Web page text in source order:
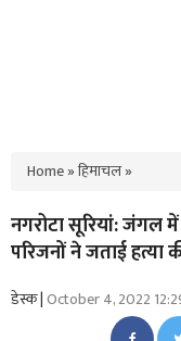
Home»हिमाचल»
नगरोटा सूरियां: जंगल
परिजनों ने जताई
डेस्क |October 4, 2022